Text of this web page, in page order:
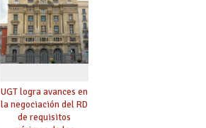
UGT logra avances en
la negociación del RD
de requisitos